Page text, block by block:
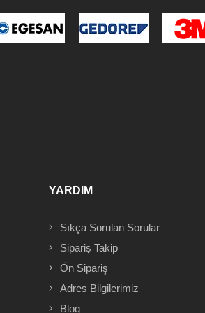
YARDIM
Sıkça Sorulan Sorular
Sipariş Takip
Ön Sipariş
Adres Bilgilerimiz
Blog